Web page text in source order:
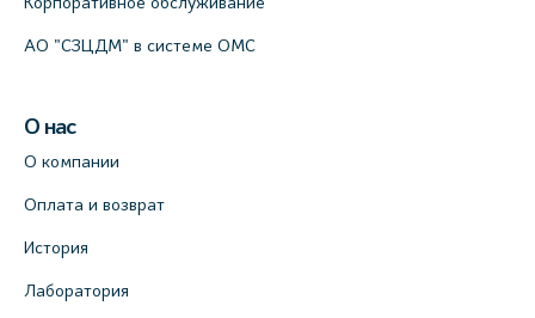
Лабораторный терминал на
Клиника “ПулковоСтом” на Пулковском
шоссе, д.26, к.6. (официальный партнёр)
+7 (981) 996-12-34
АО "СЗЦДМ" в системе ОМС
О нас
О компании
Оплата и возврат
История
Лаборатория